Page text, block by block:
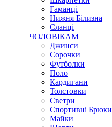
Гаманці
Нижня Білизна
Сланці
ЧОЛОВІКАМ
Джинси
Сорочки
Футболки
Поло
Кардигани
Толстовки
Светри
Спортивні Брюки
Майки